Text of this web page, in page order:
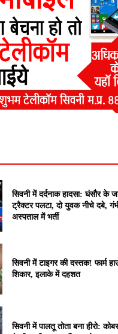
सिवनी में दर्दनाक हादसा: घंसौर के
ट्रैक्टर पलटा, दो युवक नीचे दबे,
अस्पताल में भर्ती
सिवनी में टाइगर की दस्तक! फार्म
शिकार, इलाके में दहशत
सिवनी में पालतू तोता बना हीरो: